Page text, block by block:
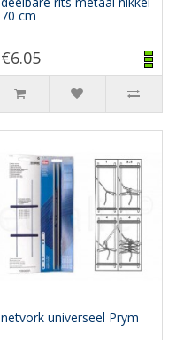
70 cm
€6.05
netvork universeel Prym